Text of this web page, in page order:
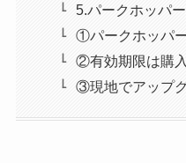
5.パークホッパ
①パークホッパ
②有効期限は購
③現地でアップ